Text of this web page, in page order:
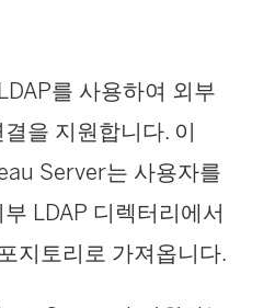
를 사용하여 외부
을 지원합니다. 이
Server는 사용자를
LDAP 디렉터리에서
지토리로 가져옵니다.